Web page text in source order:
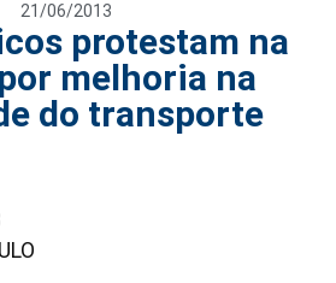
21/06/2013
protestam na
melhoria na
do transporte